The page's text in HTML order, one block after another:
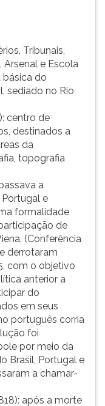
Tribunais,
Arsenal e Escola
básica do
sediado no Rio
centro de
destinados a
da
topografia
a
Portugal e
formalidade
de
(Conferência
derrotaram
com o objetivo
anterior a
do
em seus
português corria
foi
por meio da
Brasil, Portugal e
a chamar-
após a morte